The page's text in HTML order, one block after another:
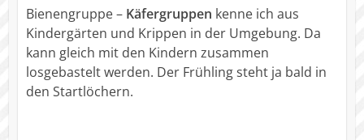
Bienengruppe – Käfergruppen kenne ich aus
Kindergärten und Krippen in der Umgebung. Da
kann gleich mit den Kindern zusammen
losgebastelt werden. Der Frühling steht ja bald in
den Startlöchern.